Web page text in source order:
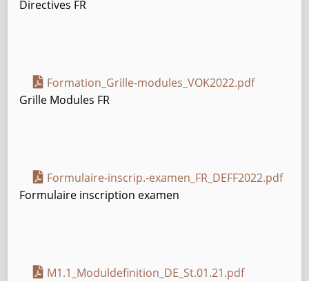
Directives FR
Formation_Grille-modules_VOK2022.pdf
Grille Modules FR
Formulaire-inscrip.-examen_FR_DEFF2022.pdf
Formulaire inscription examen
M1.1_Moduldefinition_DE_St.01.21.pdf